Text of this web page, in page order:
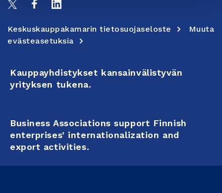
Keskuskauppakamarin tietosuojaseloste
Muuta
evästeasetuksia
Kauppayhdistykset kansainvälistyvän
yrityksen tukena.
Business Associations support Finnish
enterprises’ internationalization and
export activities.